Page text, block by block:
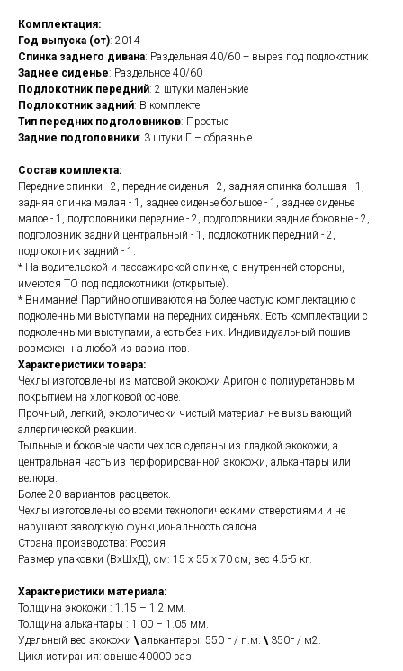
Комплектация:
Год выпуска (от): 2014
Спинка заднего дивана: Раздельная 40/60 + вырез под подлокотник
Заднее сиденье: Раздельное 40/60
Подлокотник передний: 2 штуки маленькие
Подлокотник задний: В комплекте
Тип передних подголовников: Простые
Задние подголовники: 3 штуки Г – образные
Состав комплекта:
Передние спинки - 2, передние сиденья - 2, задняя спинка большая - 1,
задняя спинка малая - 1, заднее сиденье большое - 1, заднее сиденье
малое - 1, подголовники передние - 2, подголовники задние боковые - 2,
подголовник задний центральный - 1, подлокотник передний - 2,
подлокотник задний - 1.
* На водительской и пассажирской спинке, с внутренней стороны,
имеются ТО под подлокотники (открытые).
* Внимание! Партийно отшиваются на более частую комплектацию с
подколенными выступами на передних сиденьях. Есть комплектации с
подколенными выступами, а есть без них. Индивидуальный пошив
возможен на любой из вариантов.
Характеристики товара:
Чехлы изготовлены из матовой экокожи Аригон с полиуретановым
покрытием на хлопковой основе.
Прочный, легкий, экологически чистый материал не вызывающий
аллергической реакции.
Тыльные и боковые части чехлов сделаны из гладкой экокожи, а
центральная часть из перфорированной экокожи, алькантары или
велюра.
Более 20 вариантов расцветок.
Чехлы изготовлены со всеми технологическими отверстиями и не
нарушают заводскую функциональность салона.
Страна производства: Россия
Размер упаковки (ВхШхД), см: 15 x 55 x 70 см, вес 4.5-5 кг.
Характеристики материала:
Толщина экокожи : 1.15 – 1.2 мм.
Толщина алькантары : 1.00 – 1.05 мм.
Удельный вес экокожи \ алькантары: 550 г / п.м. \ 350г / м2.
Цикл истирания: свыше 40000 раз.